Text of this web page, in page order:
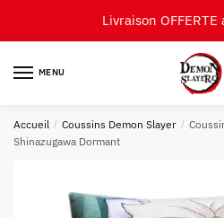
Livraison
MENU
Accueil / Coussins Demon Slayer /
Shinazugawa Dormant